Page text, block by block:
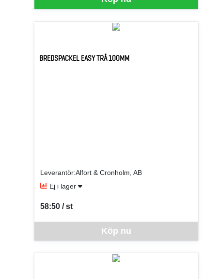
BREDSPACKEL EASY TRÄ 100MM
Leverantör:Alfort & Cronholm, AB
Ej i lager
Denna vara går inte att beställa via webben just nu,
Köp nu
58:50 / st
SEK per ST